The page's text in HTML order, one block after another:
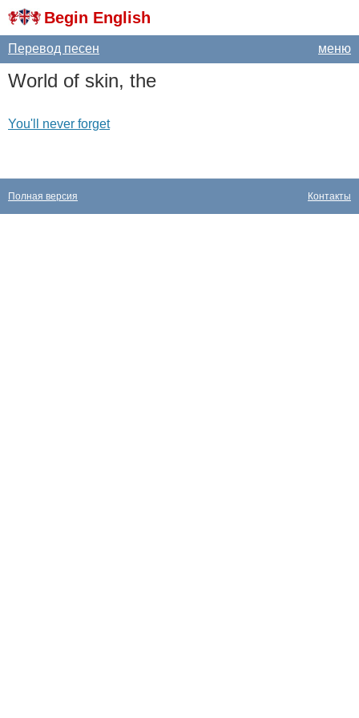
Begin English
меню
Перевод песен
World of skin, the
You'll never forget
Контакты
Полная версия